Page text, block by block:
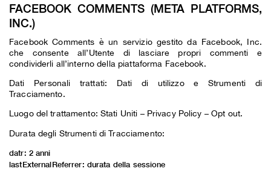
FACEBOOK COMMENTS (META PLATFORMS,
INC.)
Facebook Comments è un servizio gestito da Facebook, Inc.
che consente all’Utente di lasciare propri commenti e
condividerli all’interno della piattaforma Facebook.
Dati Personali trattati: Dati di utilizzo e Strumenti di
Tracciamento.
Luogo del trattamento: Stati Uniti – Privacy Policy –Opt out.
Durata degli Strumenti di Tracciamento:
datr: 2 anni
lastExternalReferrer: durata della sessione